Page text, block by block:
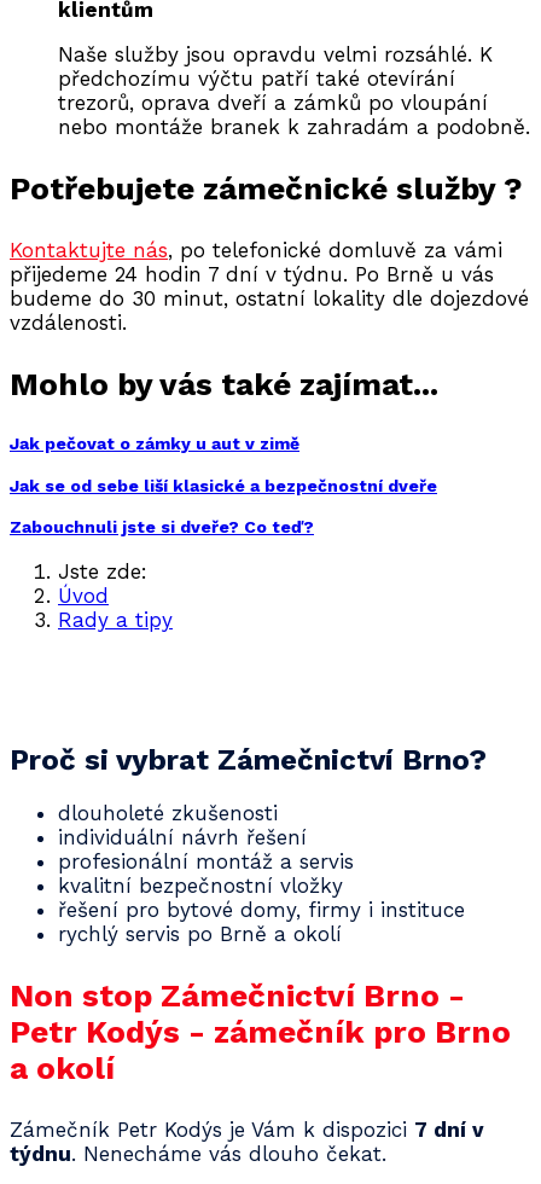
klientům
Naše služby jsou opravdu velmi rozsáhlé. K
předchozímu výčtu patří také otevírání
trezorů, oprava dveří a zámků po vloupání
nebo montáže branek k zahradám a podobně.
Potřebujete zámečnické služby ?
Kontaktujte nás, po telefonické domluvě za vámi
přijedeme 24 hodin 7 dní v týdnu. Po Brně u vás
budeme do 30 minut, ostatní lokality dle dojezdové
vzdálenosti.
Mohlo by vás také zajímat...
Jak pečovat o zámky u aut v zimě
Jak se od sebe liší klasické a bezpečnostní dveře
Zabouchnuli jste si dveře? Co teď?
Jste zde:
Úvod
Rady a tipy
Proč si vybrat Zámečnictví Brno?
dlouholeté zkušenosti
individuální návrh řešení
profesionální montáž a servis
kvalitní bezpečnostní vložky
řešení pro bytové domy, firmy i instituce
rychlý servis po Brně a okolí
Non stop Zámečnictví Brno -
Petr Kodýs - zámečník pro Brno
a okolí
Zámečník Petr Kodýs je Vám k dispozici 7 dní v
týdnu. Nenecháme vás dlouho čekat.